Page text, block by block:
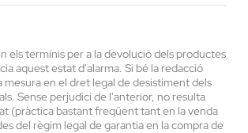
els terminis per a la devolució dels productes
aquest estat d'alarma. Si bé la redacció
en el dret legal de desistiment dels
Sense perjudici de l'anterior, no resulta
(pràctica bastant freqüent tant en la venda
del règim legal de garantia en la compra de